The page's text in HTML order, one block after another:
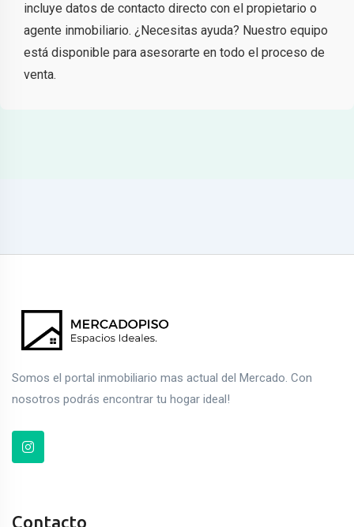
incluye datos de contacto directo con el propietario o
agente inmobiliario. ¿Necesitas ayuda? Nuestro equipo
está disponible para asesorarte en todo el proceso de
venta.
Somos el portal inmobiliario mas actual del Mercado. Con
nosotros podrás encontrar tu hogar ideal!
Contacto